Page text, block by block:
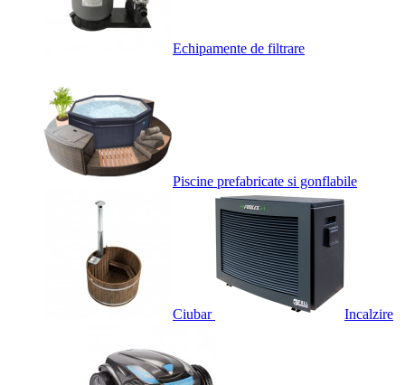
Echipamente de filtrare
Piscine prefabricate si gonflabile
Ciubar Incalzire